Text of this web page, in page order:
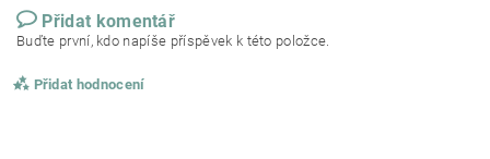
Přidat komentář
Buďte první, kdo napíše příspěvek k této položce.
Přidat hodnocení